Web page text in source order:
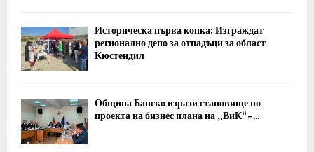
Историческа първа копка: Изграждат
регионално депо за отпадъци за област
Кюстендил
Община Банско изрази становище по
проекта на бизнес плана на „ВиК“ –...